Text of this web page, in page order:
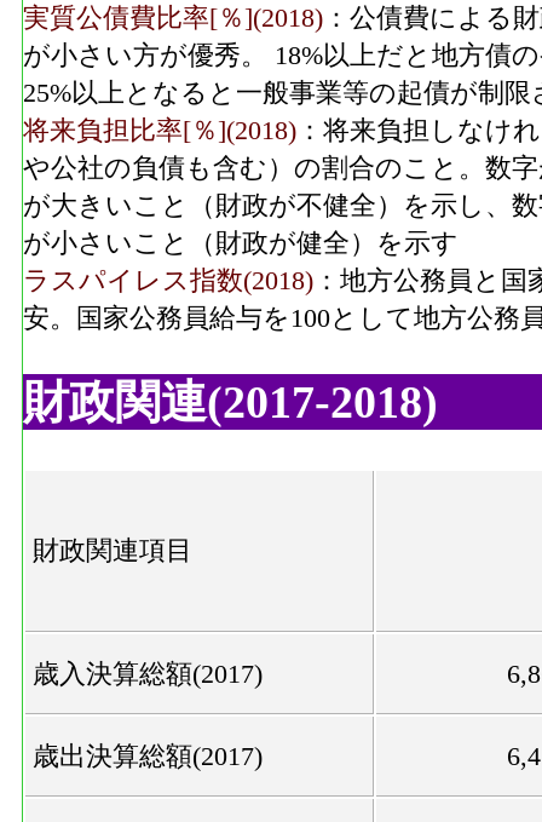
実質公債費比率[％](2018) ：公債費による
が小さい方が優秀。 18%以上だと地方債
25%以上となると一般事業等の起債が制限
将来負担比率[％](2018) ：将来負担しなけ
や公社の負債も含む）の割合のこと。数
が大きいこと（財政が不健全）を示し、
が小さいこと（財政が健全）を示す
ラスパイレス指数(2018) ：地方公務員と
安。国家公務員給与を100として地方公務
財政関連(2017-2018)
財政関連項目
歳入決算総額(2017)
歳出決算総額(2017)